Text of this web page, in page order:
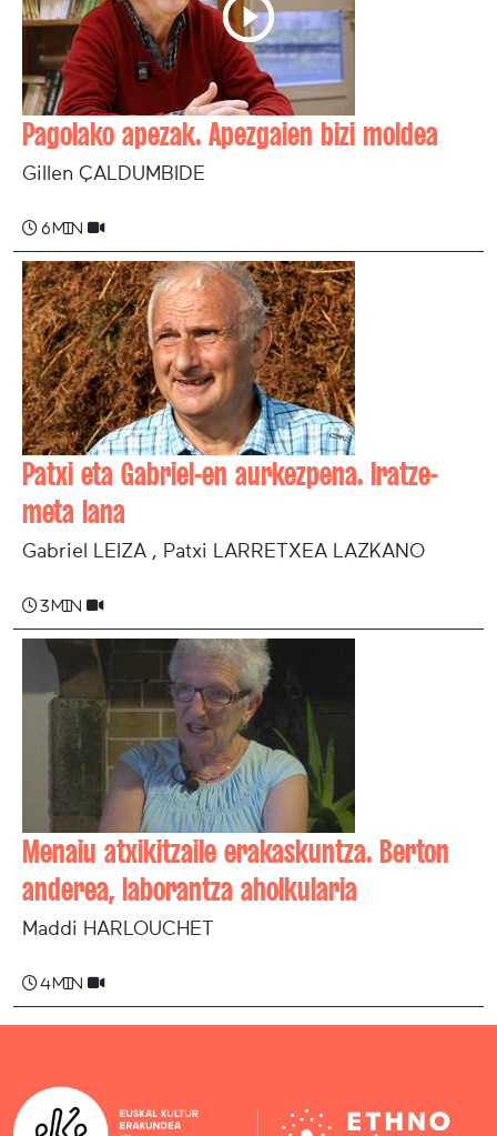
Pagolako apezak. Apezgaien bizi moldea
Gillen ÇALDUMBIDE
6 min
Patxi eta Gabriel-en aurkezpena. Iratze-
meta lana
Gabriel LEIZA , Patxi LARRETXEA LAZKANO
3 min
Menaiu atxikitzaile erakaskuntza. Berton
anderea, laborantza aholkularia
Maddi HARLOUCHET
4 min